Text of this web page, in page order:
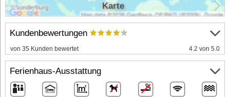
Kundenbewertungen
von 35 Kunden bewertet 4.2 von 5.0
Ferienhaus-Ausstattung
Karte